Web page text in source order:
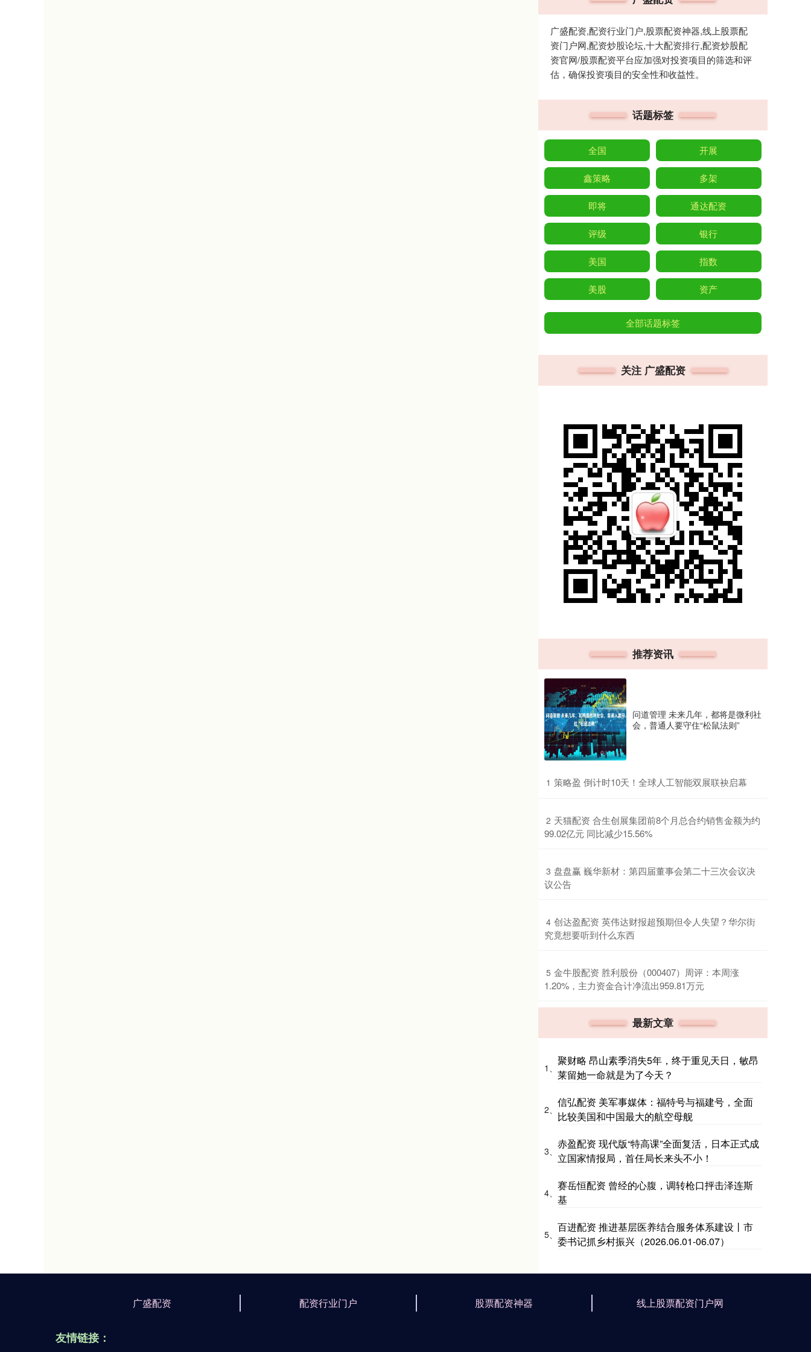
广盛配资,配资行业门户,股票配资神器,线上股票配
资门户网,配资炒股论坛,十大配资排行,配资炒股配
资官网/股票配资平台应加强对投资项目的筛选和评
估，确保投资项目的安全性和收益性。
话题标签
全国 开展
鑫策略 多架
即将 通达配资
评级 银行
美国 指数
美股 资产
全部话题标签
关注 广盛配资
推荐资讯
问道管理 未来几年，都将是微利社
会，普通人要守住“松鼠法则”
1 ​策略盈 倒计时10天！全球人工智能双展联袂启幕
2 ​天猫配资 合生创展集团前8个月总合约销售金额为约
99.02亿元 同比减少15.56%
3 ​盘盘赢 巍华新材：第四届董事会第二十三次会议决
议公告
4 ​创达盈配资 英伟达财报超预期但令人失望？华尔街
究竟想要听到什么东西
5 ​金牛股配资 胜利股份（000407）周评：本周涨
1.20%，主力资金合计净流出959.81万元
最新文章
1、
聚财略 昂山素季消失5年，终于重见天日，敏昂
莱留她一命就是为了今天？
2、
信弘配资 美军事媒体：福特号与福建号，全面
比较美国和中国最大的航空母舰
3、
赤盈配资 现代版“特高课”全面复活，日本正式成
立国家情报局，首任局长来头不小！
4、
赛岳恒配资 曾经的心腹，调转枪口抨击泽连斯
基
5、
百进配资 推进基层医养结合服务体系建设丨市
委书记抓乡村振兴（2026.06.01-06.07）
广盛配资 配资行业门户 股票配资神器 线上股票配资门户网
友情链接：